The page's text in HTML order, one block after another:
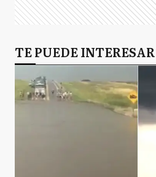
TE PUEDE INTERESAR